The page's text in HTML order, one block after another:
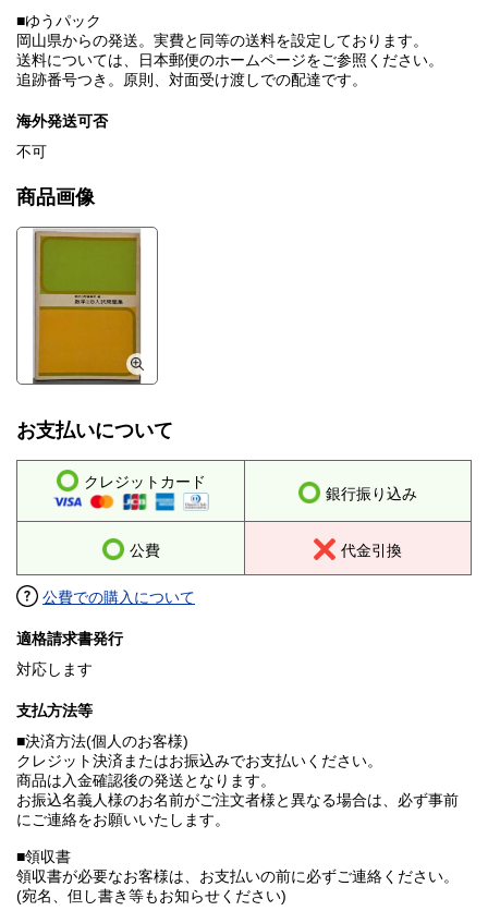
■ゆうパック
岡山県からの発送。実費と同等の送料を設定しております。
送料については、日本郵便のホームページをご参照ください。
追跡番号つき。原則、対面受け渡しでの配達です。
海外発送可否
不可
商品画像
お支払いについて
クレジットカード
銀行振り込み
公費 代金引換
公費での購入について
適格請求書発行
対応します
支払方法等
■決済方法(個人のお客様)
クレジット決済またはお振込みでお支払いください。
商品は入金確認後の発送となります。
お振込名義人様のお名前がご注文者様と異なる場合は、必ず事前
にご連絡をお願いいたします。
■領収書
領収書が必要なお客様は、お支払いの前に必ずご連絡ください。
(宛名、但し書き等もお知らせください)